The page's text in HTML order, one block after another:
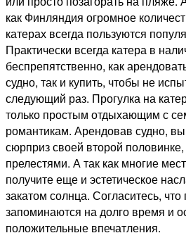
как Финляндия огромное
катерах всегда пользуются
Практически всегда катера в
беспрепятственно, как
судно, так и купить, чтобы не
следующий раз. Прогулка на
только простым отдыхающим с
романтикам. Арендовав судно,
сюрприз своей второй
прелестями. А так как многие
получите еще и эстетическое
закатом солнца. Согласитесь,
запоминаются на долго время и
положительные впечатления.